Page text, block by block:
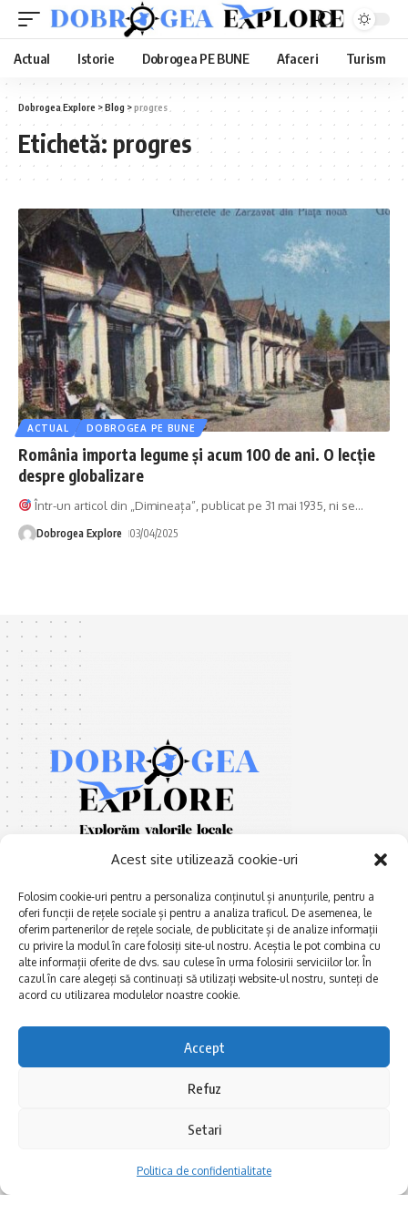
Acest site utilizează cookie-uri
Folosim cookie-uri pentru a personaliza conținutul și anunțurile, pentru a
oferi funcții de rețele sociale și pentru a analiza traficul. De asemenea, le
oferim partenerilor de rețele sociale, de publicitate și de analize informații
cu privire la modul în care folosiți site-ul nostru. Aceștia le pot combina cu
alte informații oferite de dvs. sau culese în urma folosirii serviciilor lor. În
cazul în care alegeți să continuați să utilizați website-ul nostru, sunteți de
acord cu utilizarea modulelor noastre cookie.
Accept
Refuz
Setari
Politica de confidentialitate
Actual Istorie Dobrogea PE BUNE Afaceri Turism
Dobrogea Explore >Blog >progres
Etichetă: progres
ACTUAL DOBROGEA PE BUNE
România importa legume și acum 100 de ani. O lecție
despre globalizare
Într-un articol din „Dimineața”, publicat pe 31 mai 1935, ni se…
Dobrogea Explore 03/04/2025
E xplorăm Dobrogea,
Explorăm valorile locale:
Deltă, Litoral, cele mai mari
lacuri, cele mai vechi orașe,
multe etnii, CELE MAI
Afaceri și meșteșuguri
Actualitate
La Drum cu Ada